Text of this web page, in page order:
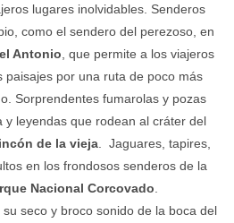
lugares inolvidables. Senderos
como el sendero del perezoso, en
Antonio , que permite a los viajeros
paisajes por una ruta de poco más
Sorprendentes fumarolas y pozas
y leyendas que rodean al cráter del
de la vieja . Jaguares, tapires,
en los frondosos senderos de la
Nacional Corcovado
seco y broco sonido de la boca del